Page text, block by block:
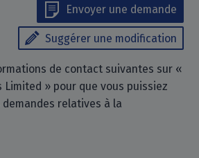
Envoyer une demande
Suggérer une modification
de contact suivantes sur «
Limited » pour que vous puissiez
relatives à la